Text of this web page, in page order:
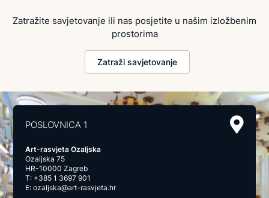
Zatražite savjetovanje ili nas posjetite u našim izložbenim
prostorima
Zatraži savjetovanje
POSLOVNICA 1
Art-rasvjeta Ozaljska
Ozaljska 75
HR-10000 Zagreb
T: +385 1 3697 901
E:ozaljska@art-rasvjeta.hr